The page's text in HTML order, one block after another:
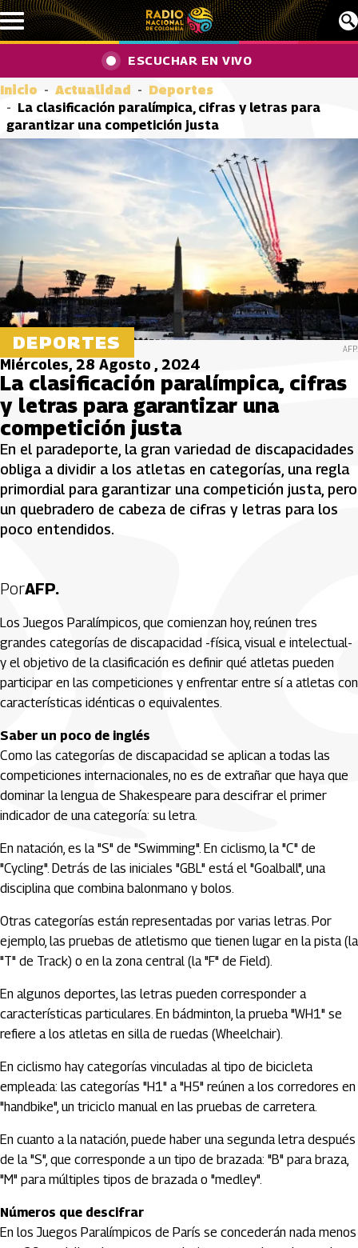
Pasar al contenido principal
ESCUCHAR EN VIVO
Inicio Actualidad
Deportes
La clasificación paralímpica, cifras y letras para
garantizar una competición justa
DEPORTES AFP.
Miércoles, 28 Agosto , 2024
La clasificación paralímpica, cifras
y letras para garantizar una
competición justa
En el paradeporte, la gran variedad de discapacidades
obliga a dividir a los atletas en categorías, una regla
primordial para garantizar una competición justa, pero
un quebradero de cabeza de cifras y letras para los
poco entendidos.
PorAFP.
Los Juegos Paralímpicos, que comienzan hoy, reúnen tres
grandes categorías de discapacidad -física, visual e intelectual-
y el objetivo de la clasificación es definir qué atletas pueden
participar en las competiciones y enfrentar entre sí a atletas con
características idénticas o equivalentes.
Saber un poco de inglés
Como las categorías de discapacidad se aplican a todas las
competiciones internacionales, no es de extrañar que haya que
dominar la lengua de Shakespeare para descifrar el primer
indicador de una categoría: su letra.
En natación, es la "S" de "Swimming". En ciclismo, la "C" de
"Cycling". Detrás de las iniciales "GBL" está el "Goalball", una
disciplina que combina balonmano y bolos.
Otras categorías están representadas por varias letras. Por
ejemplo, las pruebas de atletismo que tienen lugar en la pista (la
"T" de Track) o en la zona central (la "F" de Field).
En algunos deportes, las letras pueden corresponder a
características particulares. En bádminton, la prueba "WH1" se
refiere a los atletas en silla de ruedas (Wheelchair).
En ciclismo hay categorías vinculadas al tipo de bicicleta
empleada: las categorías "H1" a "H5" reúnen a los corredores en
"handbike", un triciclo manual en las pruebas de carretera.
En cuanto a la natación, puede haber una segunda letra después
de la "S", que corresponde a un tipo de brazada: "B" para braza,
"M" para múltiples tipos de brazada o "medley".
Números que descifrar
En los Juegos Paralímpicos de París se concederán nada menos